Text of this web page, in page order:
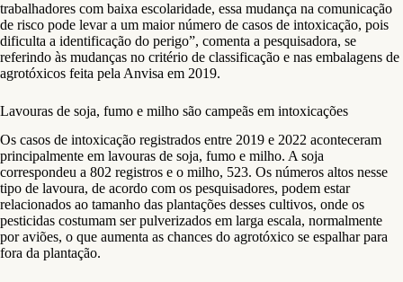
trabalhadores com baixa escolaridade, essa mudança na comunicação
de risco pode levar a um maior número de casos de intoxicação, pois
dificulta a identificação do perigo”, comenta a pesquisadora, se
referindo às mudanças no critério de classificação e nas embalagens de
agrotóxicos feita pela Anvisa em 2019.
Lavouras de soja, fumo e milho são campeãs em intoxicações
Os casos de intoxicação registrados entre 2019 e 2022 aconteceram
principalmente em lavouras de soja, fumo e milho. A soja
correspondeu a 802 registros e o milho, 523. Os números altos nesse
tipo de lavoura, de acordo com os pesquisadores, podem estar
relacionados ao tamanho das plantações desses cultivos, onde os
pesticidas costumam ser pulverizados em larga escala, normalmente
por aviões, o que aumenta as chances do agrotóxico se espalhar para
fora da plantação.